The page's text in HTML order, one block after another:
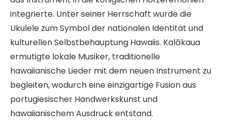
integrierte. Unter seiner Herrschaft wurde die
Ukulele zum Symbol der nationalen Identität und
kulturellen Selbstbehauptung Hawaiis. Kalākaua
ermutigte lokale Musiker, traditionelle
hawaiianische Lieder mit dem neuen Instrument zu
begleiten, wodurch eine einzigartige Fusion aus
portugiesischer Handwerkskunst und
hawaiianischem Ausdruck entstand.